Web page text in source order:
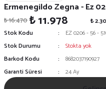
Ermenegildo Zegna - Ez
₺ 16.470₺ 11.978 ₺
Stok Kodu
EZ 0206 - 56 -
Stok Durumu
Stokta yok
Barkod Kodu
8682037190927
Garanti Süresi
24 Ay